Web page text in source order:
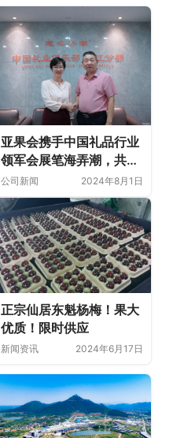
亚果会携手中国礼品行业
领军会展笔海弄潮，共探
中国水果礼品新机遇
公司新闻 2024年8月1日
正宗仙居东魁杨梅！果大
优质！限时供应
新闻资讯 2024年6月17日